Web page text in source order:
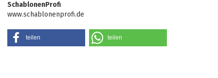
SchablonenProfi
www.schablonenprofi.de
teilen teilen